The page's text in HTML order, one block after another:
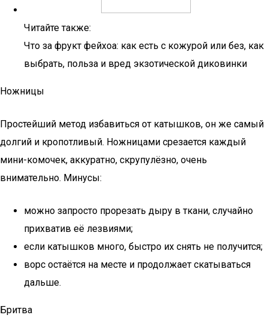
Читайте также:
Что за фрукт фейхоа: как есть с кожурой или без, как
выбрать, польза и вред экзотической диковинки
Ножницы
Простейший метод избавиться от катышков, он же самый
долгий и кропотливый. Ножницами срезается каждый
мини-комочек, аккуратно, скрупулёзно, очень
внимательно. Минусы:
можно запросто прорезать дыру в ткани, случайно
прихватив её лезвиями;
если катышков много, быстро их снять не получится;
ворс остаётся на месте и продолжает скатываться
дальше.
Бритва